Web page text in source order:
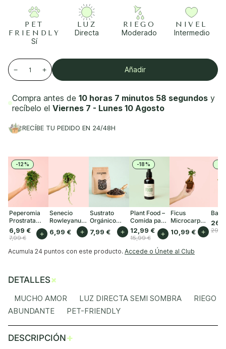
PET
FRIENDLY
Sí
LUZ
Directa
RIEGO
Moderado
NIVEL
Intermedio
-12%
Peperomia
Prostrata
Mini
6,99 €
7,99 € +
Senecio
Rowleyanus
Mini
6,99 € +
Sustrato
Orgánico
para Plantas
de Interior 3L
7,99 € +
-18%
Plant Food –
Comida para
Plantas
Interior 50ml
12,99 €
15,99 € +
Ficus
Microcarpa
Mini
10,99 € +
Compra antes de 10 horas 7 minutos 57 segundosy
recíbelo el Viernes 7 - Lunes 10 Agosto
− + Añadir
Acumula 24 puntos con este producto. Accede o Únete al Club
RECÍBE TU PEDIDO EN 24/48H
DETALLES+
MUCHO AMOR LUZ DIRECTA SEMI SOMBRA RIEGO
ABUNDANTE PET-FRIENDLY
DESCRIPCIÓN+